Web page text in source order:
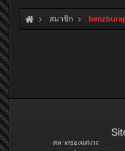
สมาชิก
ตลาดของแต่งรถ